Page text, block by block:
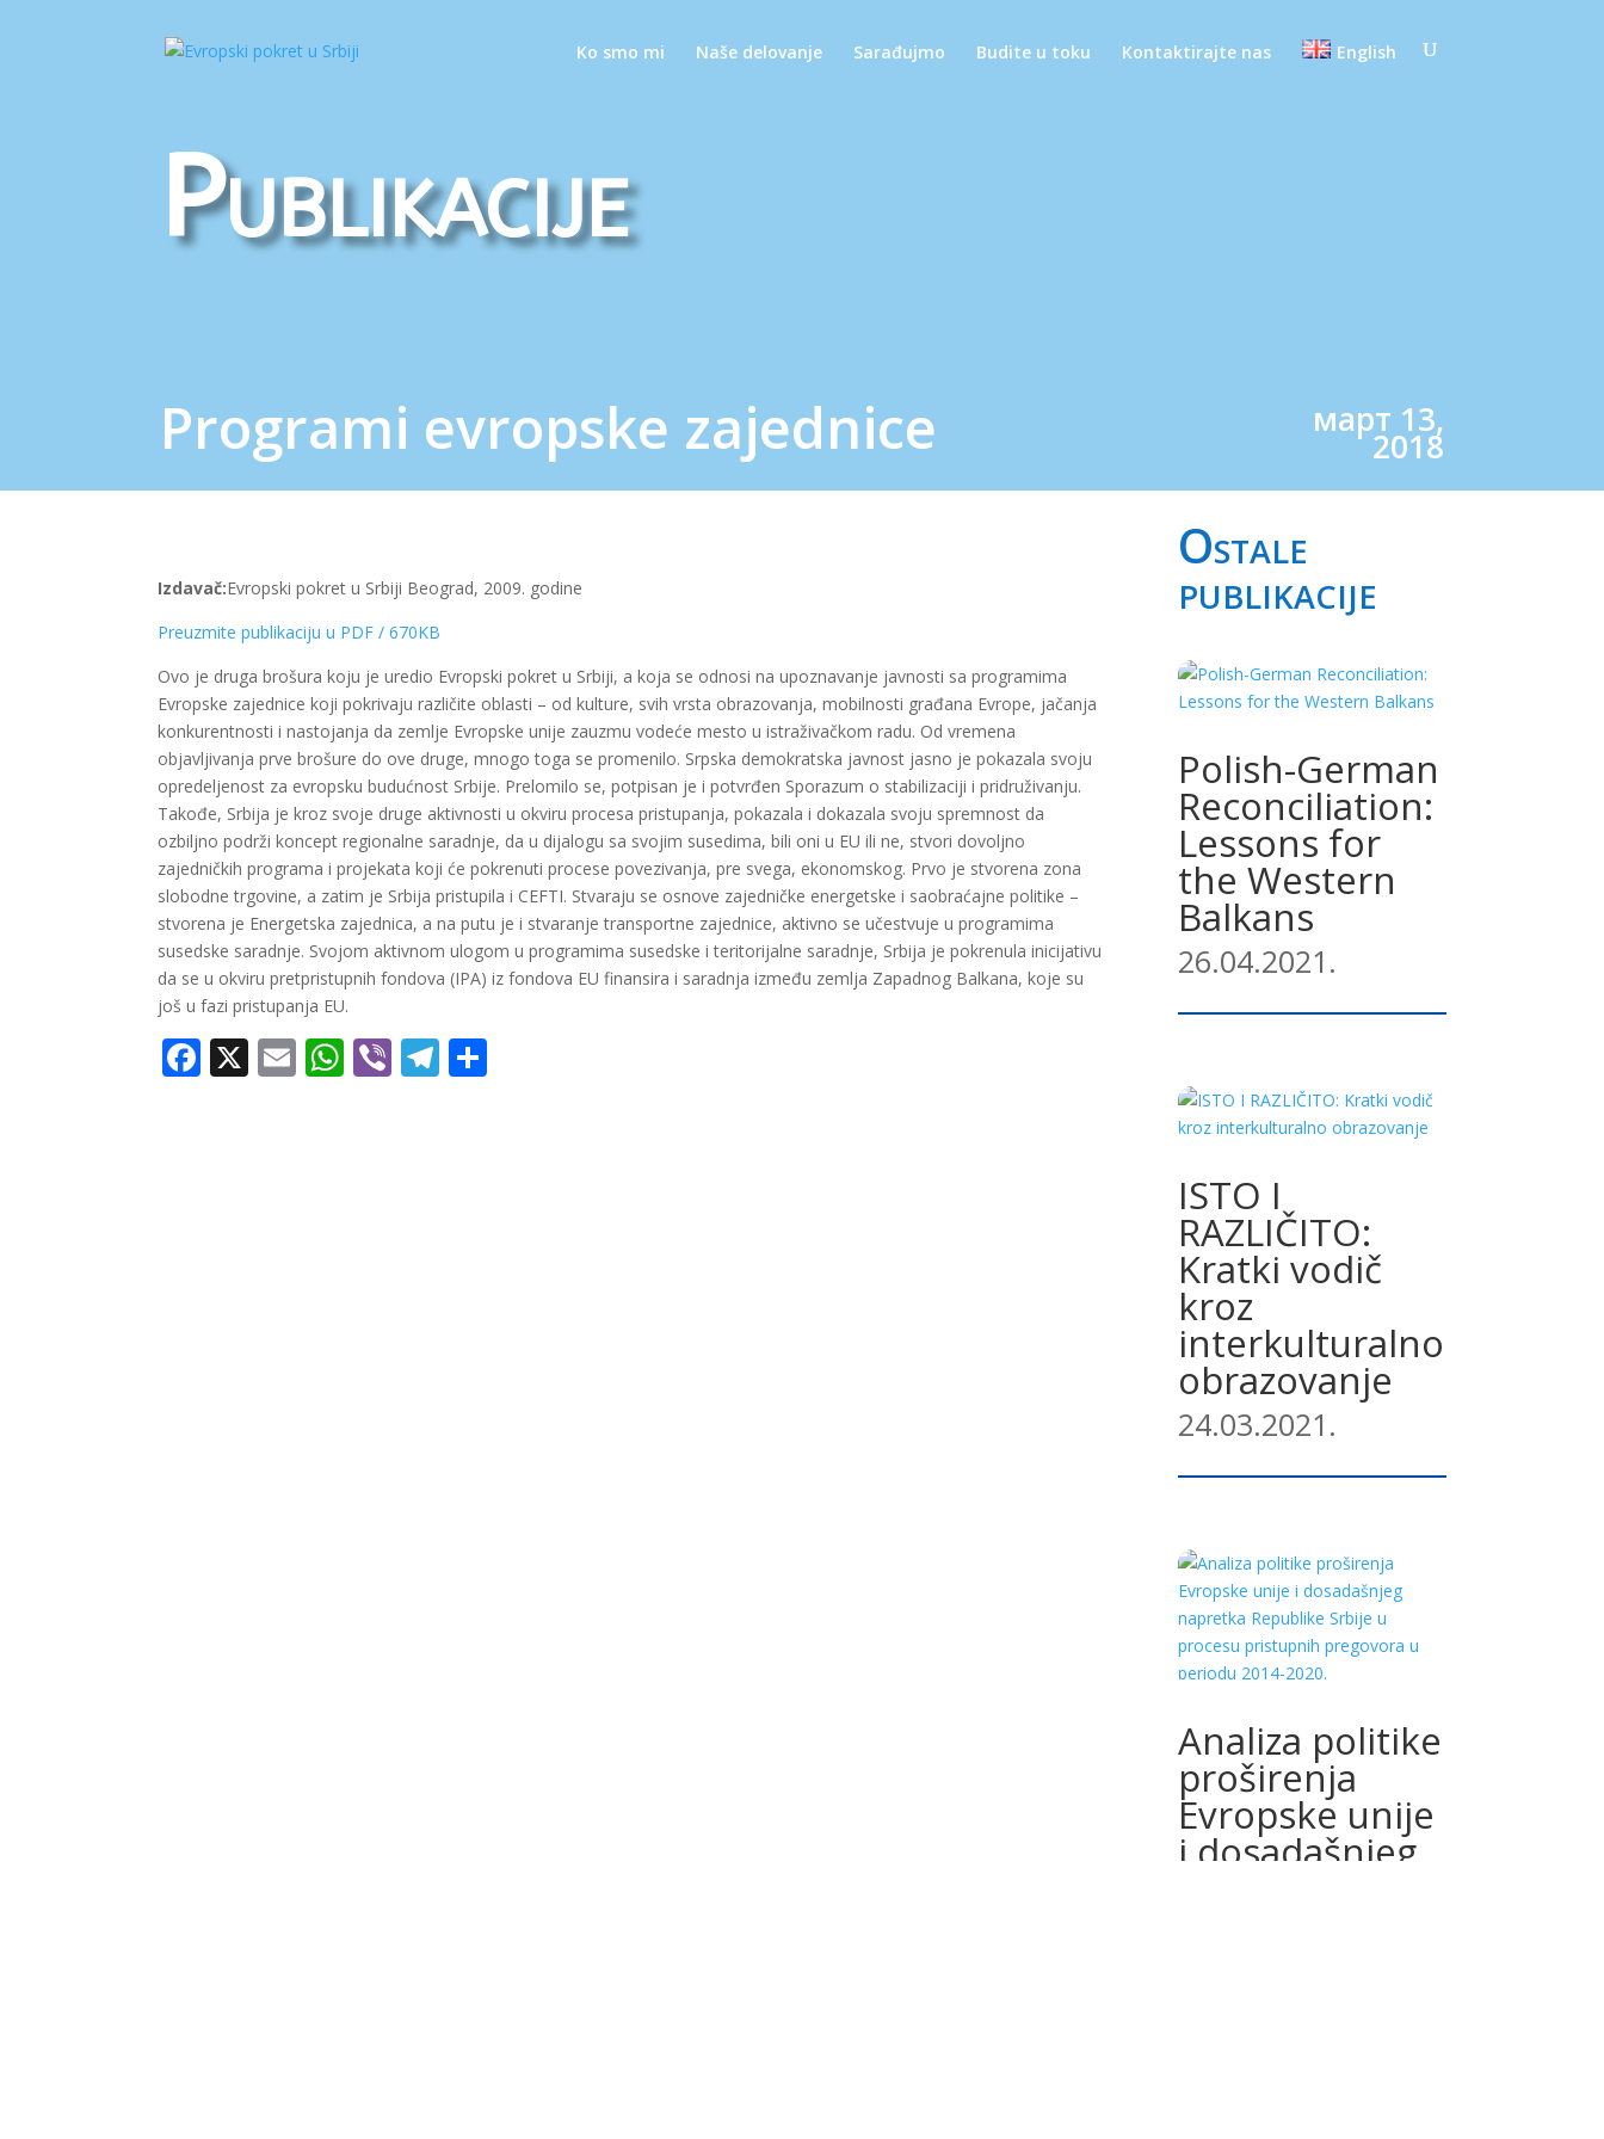
Ko smo mi Naše delovanje Sarađujmo Budite u toku Kontaktirajte nas English
Publikacije
Programi evropske zajednice март 13,
2018
Izdavač:Evropski pokret u Srbiji Beograd, 2009. godine
Preuzmite publikaciju u PDF / 670KB
Ovo je druga brošura koju je uredio Evropski pokret u Srbiji, a koja se odnosi na upoznavanje javnosti sa programima
Evropske zajednice koji pokrivaju različite oblasti – od kulture, svih vrsta obrazovanja, mobilnosti građana Evrope, jačanja
konkurentnosti i nastojanja da zemlje Evropske unije zauzmu vodeće mesto u istraživačkom radu. Od vremena
objavljivanja prve brošure do ove druge, mnogo toga se promenilo. Srpska demokratska javnost jasno je pokazala svoju
opredeljenost za evropsku budućnost Srbije. Prelomilo se, potpisan je i potvrđen Sporazum o stabilizaciji i pridruživanju.
Takođe, Srbija je kroz svoje druge aktivnosti u okviru procesa pristupanja, pokazala i dokazala svoju spremnost da
ozbiljno podrži koncept regionalne saradnje, da u dijalogu sa svojim susedima, bili oni u EU ili ne, stvori dovoljno
zajedničkih programa i projekata koji će pokrenuti procese povezivanja, pre svega, ekonomskog. Prvo je stvorena zona
slobodne trgovine, a zatim je Srbija pristupila i CEFTI. Stvaraju se osnove zajedničke energetske i saobraćajne politike –
stvorena je Energetska zajednica, a na putu je i stvaranje transportne zajednice, aktivno se učestvuje u programima
susedske saradnje. Svojom aktivnom ulogom u programima susedske i teritorijalne saradnje, Srbija je pokrenula inicijativu
da se u okviru pretpristupnih fondova (IPA) iz fondova EU finansira i saradnja između zemlja Zapadnog Balkana, koje su
još u fazi pristupanja EU.
Facebook
X EmailWhatsApp
ViberTelegram
Ostale
publikacije
Polish-German
Reconciliation:
Lessons for
the Western
Balkans
26.04.2021.
ISTO I
RAZLIČITO:
Kratki vodič
kroz
interkulturalno
obrazovanje
24.03.2021.
Analiza politike
proširenja
Evropske unije
i dosadašnjeg